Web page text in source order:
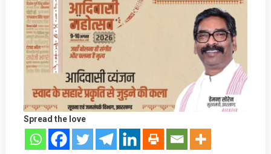
Spread the love